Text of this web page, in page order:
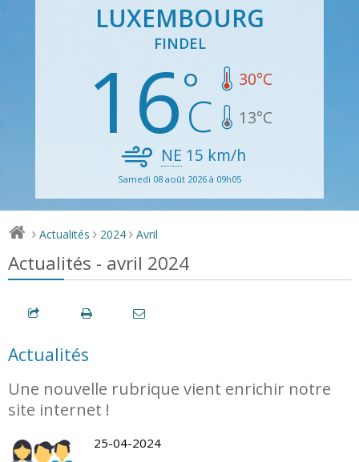
LUXEMBOURG
FINDEL
16 30°C
13°C
NE 15 km/h
Samedi 08 août 2026 à 09h05
> Actualités > 2024 > Avril
Actualités - avril 2024
Actualités
Une nouvelle rubrique vient enrichir notre
site internet !
25-04-2024